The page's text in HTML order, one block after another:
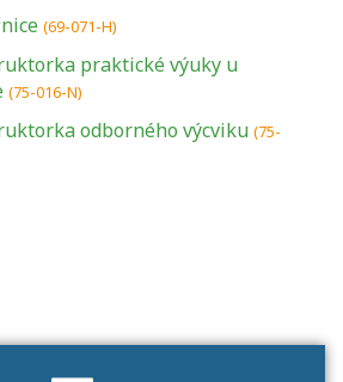
(69-071-H)
praktické výuky u
(75-016-N)
odborného výcviku (75-
profesních kvalifikací.